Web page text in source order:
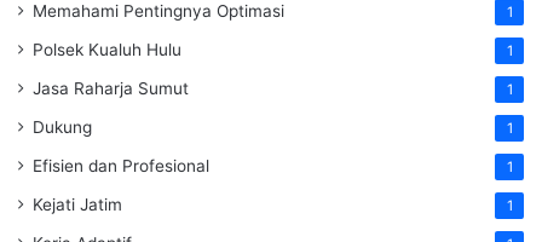
Memahami Pentingnya Optimasi 1
Polsek Kualuh Hulu 1
Jasa Raharja Sumut 1
Dukung 1
Efisien dan Profesional 1
Kejati Jatim 1